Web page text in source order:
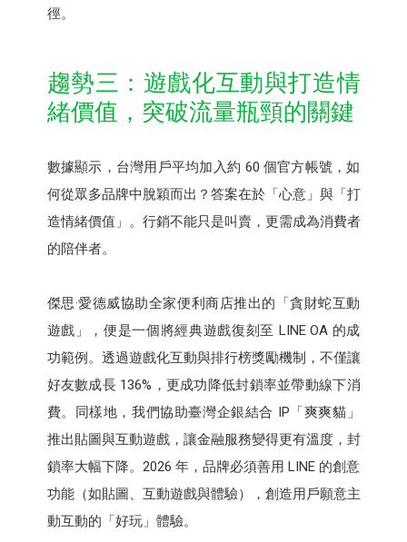
徑。
趨勢三：遊戲化互動與打造情
緒價值，突破流量瓶頸的關鍵
數據顯示，台灣用戶平均加入約 60 個官方帳號，如
何從眾多品牌中脫穎而出？答案在於「心意」與「打
造情緒價值」。行銷不能只是叫賣，更需成為消費者
的陪伴者。
傑思·愛德威協助全家便利商店推出的「貪財蛇互動
遊戲」，便是一個將經典遊戲復刻至 LINE OA 的成
功範例。透過遊戲化互動與排行榜獎勵機制，不僅讓
好友數成長 136%，更成功降低封鎖率並帶動線下消
費。同樣地，我們協助臺灣企銀結合 IP「爽爽貓」
推出貼圖與互動遊戲，讓金融服務變得更有溫度，封
鎖率大幅下降。2026 年，品牌必須善用 LINE 的創意
功能（如貼圖、互動遊戲與體驗），創造用戶願意主
動互動的「好玩」體驗。